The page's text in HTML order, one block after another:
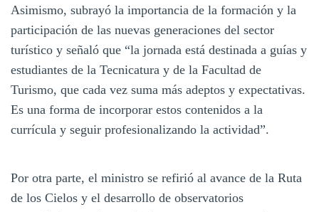
Asimismo, subrayó la importancia de la formación y la
participación de las nuevas generaciones del sector
turístico y señaló que “la jornada está destinada a guías y
estudiantes de la Tecnicatura y de la Facultad de
Turismo, que cada vez suma más adeptos y expectativas.
Es una forma de incorporar estos contenidos a la
currícula y seguir profesionalizando la actividad”.
Por otra parte, el ministro se refirió al avance de la Ruta
de los Cielos y el desarrollo de observatorios